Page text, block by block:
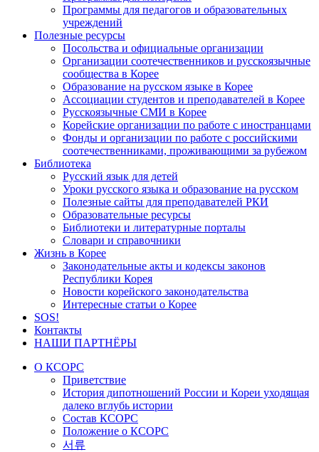
Программы для педагогов и образовательных
учреждений
Полезные ресурсы
Посольства и официальные организации
Организации соотечественников и русскоязычные
сообщества в Корее
Образование на русском языке в Корее
Ассоциации студентов и преподавателей в Корее
Русскоязычные СМИ в Корее
Корейские организации по работе с иностранцами
Фонды и организации по работе с российскими
соотечественниками, проживающими за рубежом
Библиотека
Русский язык для детей
Уроки русского языка и образование на русском
Полезные сайты для преподавателей РКИ
Образовательные ресурсы
Библиотеки и литературные порталы
Словари и справочники
Жизнь в Корее
Законодательные акты и кодексы законов
Республики Корея
Новости корейского законодательства
Интересные статьи о Корее
SOS!
Контакты
НАШИ ПАРТНЁРЫ
О КСОРС
Приветствие
История дипотношений России и Кореи уходящая
далеко вглубь истории
Состав КСОРС
Положение о КСОРС
서류